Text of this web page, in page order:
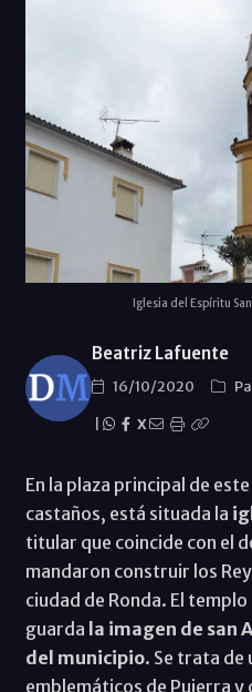
Iglesia del Espíritu
Beatriz Lafuente
16/10/2020
X
En la plaza principal de
castaños, está situada la
titular que coincide con el
mandaron construir los
ciudad de Ronda. El
guarda la imagen de san
del municipio. Se trata de
emblemáticos de Pujerra